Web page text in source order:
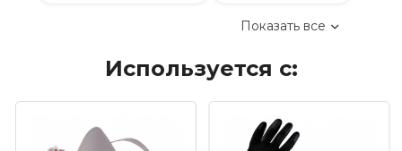
Круги лепестковые торцевые шлифовальные
(КЛТ)
Шлифовальные круги на липучке Velcro
Показать все
Используется с: